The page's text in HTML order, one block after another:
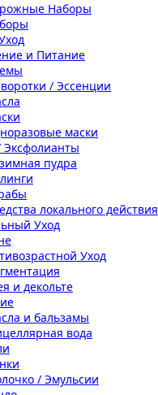
Наборы
и Питание
/ Эссенции
маски
пудра
локального действия
Уход
Уход
и декольте
и бальзамы
вода
/ Эмульсии